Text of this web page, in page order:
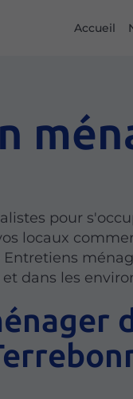
Accueil
pour
locaux
et dans les